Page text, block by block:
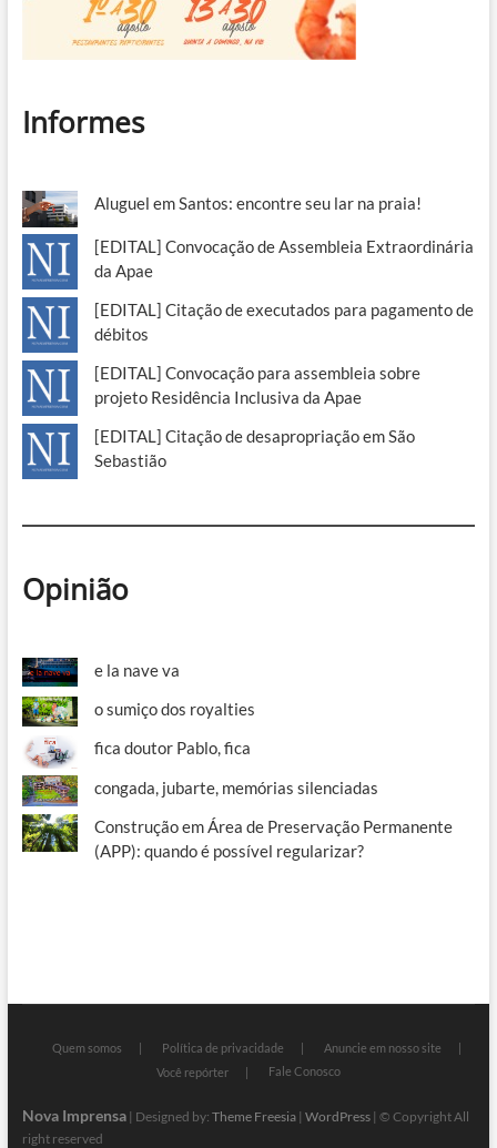
Informes
Aluguel em Santos: encontre seu lar na praia!
[EDITAL] Convocação de Assembleia Extraordinária
da Apae
[EDITAL] Citação de executados para pagamento de
débitos
[EDITAL] Convocação para assembleia sobre
projeto Residência Inclusiva da Apae
[EDITAL] Citação de desapropriação em São
Sebastião
Opinião
e la nave va
o sumiço dos royalties
fica doutor Pablo, fica
congada, jubarte, memórias silenciadas
Construção em Área de Preservação Permanente
(APP): quando é possível regularizar?
Quem somos Política de privacidade
Anuncie em nosso site
Você repórter
Fale Conosco
Nova Imprensa| Designed by: Theme Freesia| WordPress| © Copyright All
right reserved